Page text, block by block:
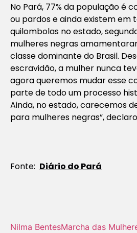
No Pará, 77% da população é
ou pardos e ainda existem em
quilombolas no estado,
mulheres negras
classe dominante do Brasil.
escravidão, a mulher nunca
agora queremos mudar esse
parte de todo um processo
Ainda, no estado, carecemos
para mulheres negras”,
Fonte: Diário do Pará
Nilma BentesMarcha das